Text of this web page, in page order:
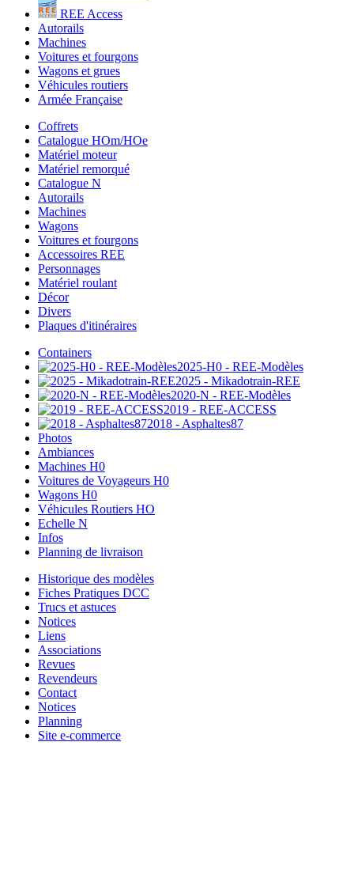
REE Access
Autorails
Machines
Voitures et fourgons
Wagons et grues
Véhicules routiers
Armée Française
Coffrets
Catalogue HOm/HOe
Matériel moteur
Matériel remorqué
Catalogue N
Autorails
Machines
Wagons
Voitures et fourgons
Accessoires REE
Personnages
Matériel roulant
Décor
Divers
Plaques d'itinéraires
Containers
2025-H0 - REE-Modèles
2025 - Mikadotrain-REE
2020-N - REE-Modèles
2019 - REE-ACCESS
2018 - Asphaltes87
Photos
Ambiances
Machines H0
Voitures de Voyageurs H0
Wagons H0
Véhicules Routiers HO
Echelle N
Infos
Planning de livraison
Historique des modèles
Fiches Pratiques DCC
Trucs et astuces
Notices
Liens
Associations
Revues
Revendeurs
Contact
Notices
Planning
Site e-commerce